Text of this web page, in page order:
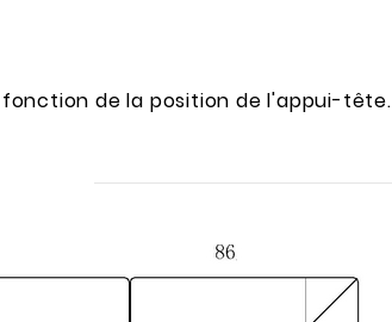
de la position de l'appui-tête.